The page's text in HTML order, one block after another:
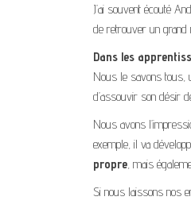
J’ai souvent écouté
de retrouver un grand
Dans les
Nous le savons tous,
d’assouvir son désir
Nous avons
exemple, il va
propre, mais
Si nous laissons nos